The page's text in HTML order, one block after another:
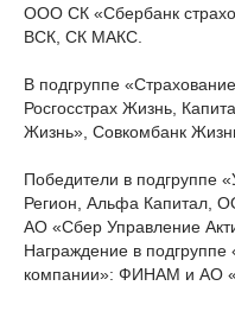
ООО СК «Сбербанк
ВСК, СК МАКС.
В подгруппе
Росгосстрах Жизнь,
Жизнь», Совкомбанк
Победители в подгруппе
Регион, Альфа Капитал,
АО «Сбер Управление
Награждение в
компании»: ФИНАМ и АО